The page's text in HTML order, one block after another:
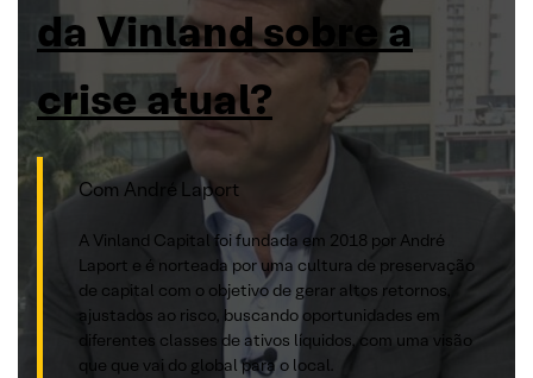
da Vinland sobre a
crise atual?
Com André Laport
A Vinland Capital foi fundada em 2018 por André
Laport e é norteada por uma cultura de preservação
de capital com o objetivo de gerar altos retornos,
ajustados ao risco, buscando oportunidades em
diferentes classes de ativos líquidos, com uma visão
que que vai do global para o local.